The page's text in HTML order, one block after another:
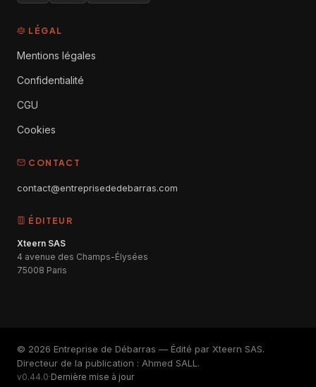
LÉGAL
Mentions légales
Confidentialité
CGU
Cookies
CONTACT
contact@entreprisededebarras.com
ÉDITEUR
Xteern SAS
4 avenue des Champs-Élysées
75008 Paris
© 2026 Entreprise de Débarras — Édité par Xteern SAS.
Directeur de la publication : Ahmed SALL.
v0.44.0·Dernière mise à jour